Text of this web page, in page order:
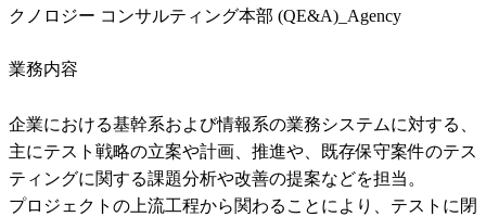
クノロジー コンサルティング本部 (QE&A)_Agency
業務内容
企業における基幹系および情報系の業務システムに対する、
主にテスト戦略の立案や計画、推進や、既存保守案件のテス
ティングに関する課題分析や改善の提案などを担当。
プロジェクトの上流工程から関わることにより、テストに閉